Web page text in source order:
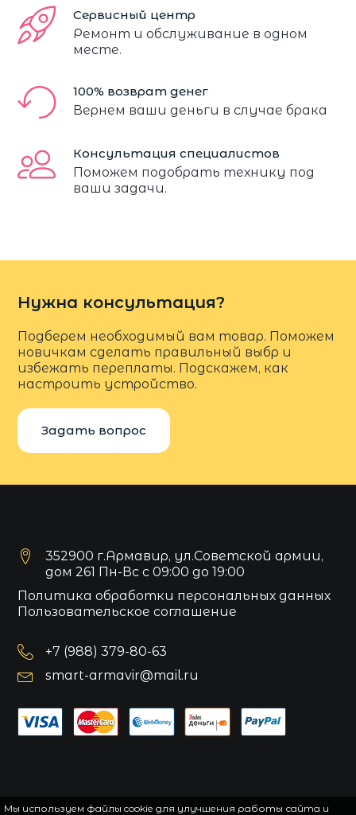
Сервисный центр
Ремонт и обслуживание в одном
месте.
100% возврат денег
Вернем ваши деньги в случае брака
Консультация специалистов
Поможем подобрать технику под
ваши задачи.
Нужна консультация?
Подберем необходимый вам товар. Поможем
новичкам сделать правильный выбр и
избежать переплаты. Подскажем, как
настроить устройство.
Задать вопрос
352900 г.Армавир, ул.Советской армии,
дом 261 Пн-Вс с 09:00 до 19:00
Политика обработки персональных данных
Пользовательское соглашение
+7 (988) 379-80-63
smart-armavir@mail.ru
Мы используем файлы cookie для улучшения работы сайта и